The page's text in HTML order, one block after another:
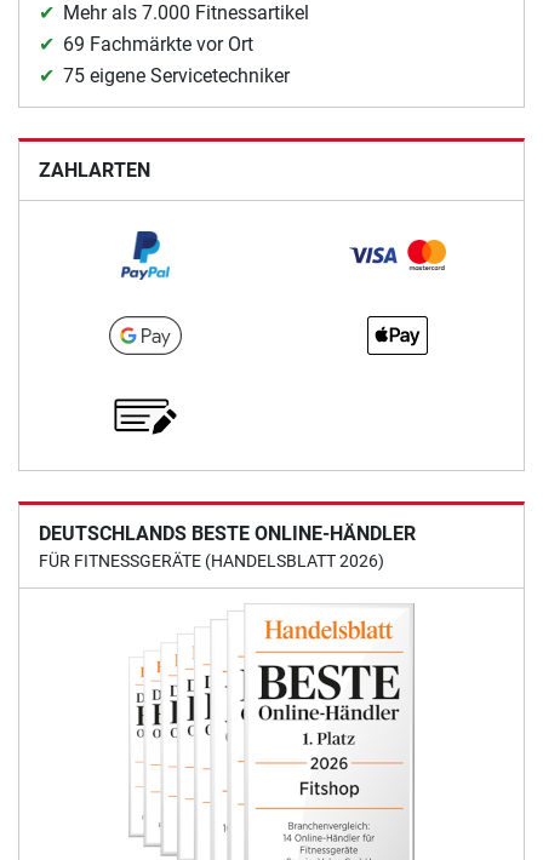
Mehr als 7.000 Fitnessartikel
69 Fachmärkte vor Ort
75 eigene Servicetechniker
ZAHLARTEN
DEUTSCHLANDS BESTE ONLINE-HÄNDLER
FÜR FITNESSGERÄTE (HANDELSBLATT 2026)